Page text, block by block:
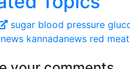
sugar blood pressure
news kannadanews red meat